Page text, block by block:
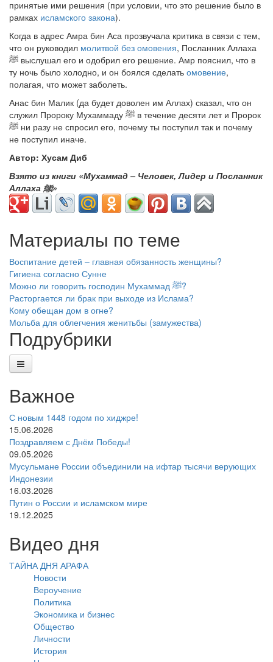
принятые ими решения (при условии, что это решение было в
рамках исламского закона).
Когда в адрес Амра бин Аса прозвучала критика в связи с тем,
что он руководил молитвой без омовения, Посланник Аллаха
ﷺ выслушал его и одобрил его решение. Амр пояснил, что в
ту ночь было холодно, и он боялся сделать омовение,
полагая, что может заболеть.
Анас бин Малик (да будет доволен им Аллах) сказал, что он
служил Пророку Мухаммаду ﷺ в течение десяти лет и Пророк
ﷺ ни разу не спросил его, почему ты поступил так и почему
не поступил иначе.
Автор: Хусам Диб
Взято из книги «Мухаммад – Человек, Лидер и Посланник
Аллаха ﷺ»
Материалы по теме
Воспитание детей – главная обязанность женщины?
Гигиена согласно Сунне
Можно ли говорить господин Мухаммад ﷺ?
Расторгается ли брак при выходе из Ислама?
Кому обещан дом в огне?
Мольба для облегчения женитьбы (замужества)
Подрубрики
Коран и его науки
Хадис и его науки
Исламское право
Тасаввуф
Грехи
Важное
С новым 1448 годом по хиджре!
15.06.2026
Поздравляем с Днём Победы!
09.05.2026
Мусульмане России объединили на ифтар тысячи верующих
Индонезии
16.03.2026
Путин о России и исламском мире
19.12.2025
Видео дня
ТАЙНА ДНЯ АРАФА
Новости
Вероучение
Политика
Экономика и бизнес
Общество
Личности
История